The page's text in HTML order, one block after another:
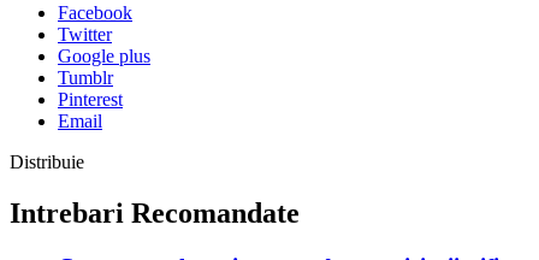
Facebook
Twitter
Google plus
Tumblr
Pinterest
Email
Distribuie
Intrebari Recomandate